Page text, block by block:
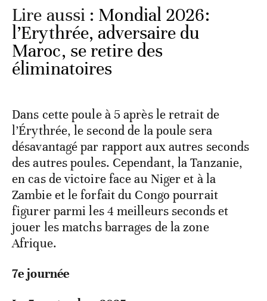
Lire aussi : Mondial 2026:
l’Erythrée, adversaire du
Maroc, se retire des
éliminatoires
Dans cette poule à 5 après le retrait de
l’Érythrée, le second de la poule sera
désavantagé par rapport aux autres seconds
des autres poules. Cependant, la Tanzanie,
en cas de victoire face au Niger et à la
Zambie et le forfait du Congo pourrait
figurer parmi les 4 meilleurs seconds et
jouer les matchs barrages de la zone
Afrique.
7e journée